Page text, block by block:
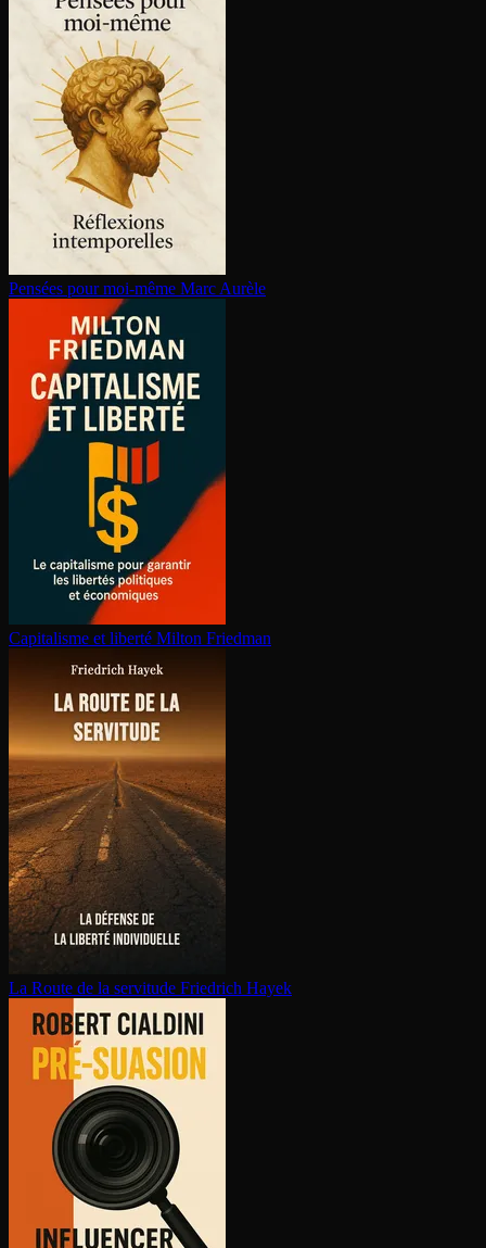
Pensées pour moi-même Marc Aurèle
Capitalisme et liberté Milton Friedman
La Route de la servitude Friedrich Hayek